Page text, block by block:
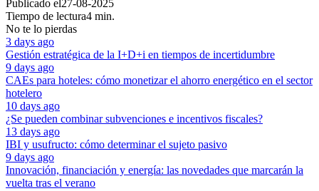
Publicado el27-08-2025
Tiempo de lectura4 min.
No te lo pierdas
3 days ago
Gestión estratégica de la I+D+i en tiempos de incertidumbre
9 days ago
CAEs para hoteles: cómo monetizar el ahorro energético en el sector
hotelero
10 days ago
¿Se pueden combinar subvenciones e incentivos fiscales?
13 days ago
IBI y usufructo: cómo determinar el sujeto pasivo
9 days ago
Innovación, financiación y energía: las novedades que marcarán la
vuelta tras el verano